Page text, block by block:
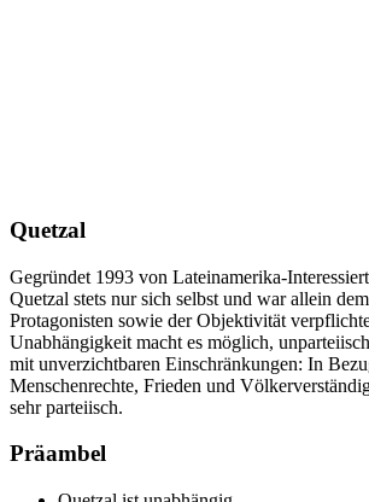
Quetzal
Gegründet 1993 von Lateinamerika-
Quetzal stets nur sich selbst und war allein
Protagonisten sowie der Objektivität
Unabhängigkeit macht es möglich,
mit unverzichtbaren Einschränkungen: In
Menschenrechte, Frieden und
sehr parteiisch.
Präambel